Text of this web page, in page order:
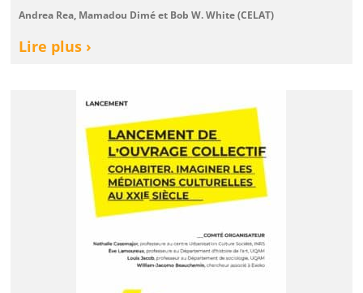
Andrea Rea, Mamadou Dimé et Bob W. White (CELAT)
Lire plus ›